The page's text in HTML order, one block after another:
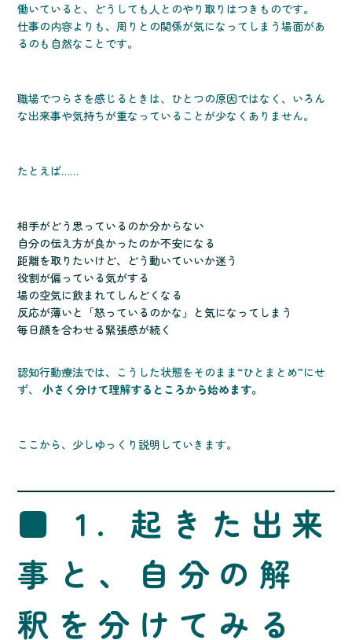
働いていると、どうしても人とのやり取りはつきものです。
仕事の内容よりも、周りとの関係が気になってしまう場面があ
るのも自然なことです。
職場でつらさを感じるときは、ひとつの原因ではなく、いろん
な出来事や気持ちが重なっていることが少なくありません。
たとえば……
相手がどう思っているのか分からない
自分の伝え方が良かったのか不安になる
距離を取りたいけど、どう動いていいか迷う
役割が偏っている気がする
場の空気に飲まれてしんどくなる
反応が薄いと「怒っているのかな」と気になってしまう
毎日顔を合わせる緊張感が続く
認知行動療法では、こうした状態をそのまま“ひとまとめ”にせ
ず、小さく分けて理解するところから始めます。
ここから、少しゆっくり説明していきます。
■ 1. 起きた出来
事と、自分の解
釈を分けてみる